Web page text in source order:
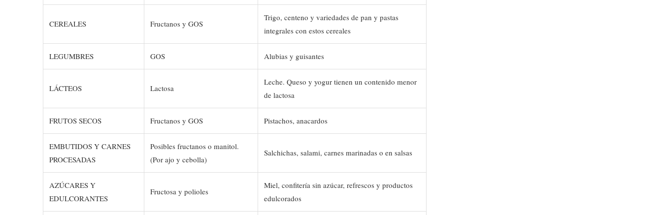
CEREALES Fructanos y GOS
Trigo, centeno y variedades de pan y pastas
integrales con estos cereales
LEGUMBRES GOS Alubias y guisantes
LÁCTEOS Lactosa
Leche. Queso y yogur tienen un contenido menor
de lactosa
FRUTOS SECOS Fructanos y GOS Pistachos, anacardos
EMBUTIDOS Y CARNES
PROCESADAS
Posibles fructanos o manitol.
(Por ajo y cebolla)
Salchichas, salami, carnes marinadas o en salsas
AZÚCARES Y
EDULCORANTES
Fructosa y polioles
Miel, confitería sin azúcar, refrescos y productos
edulcorados